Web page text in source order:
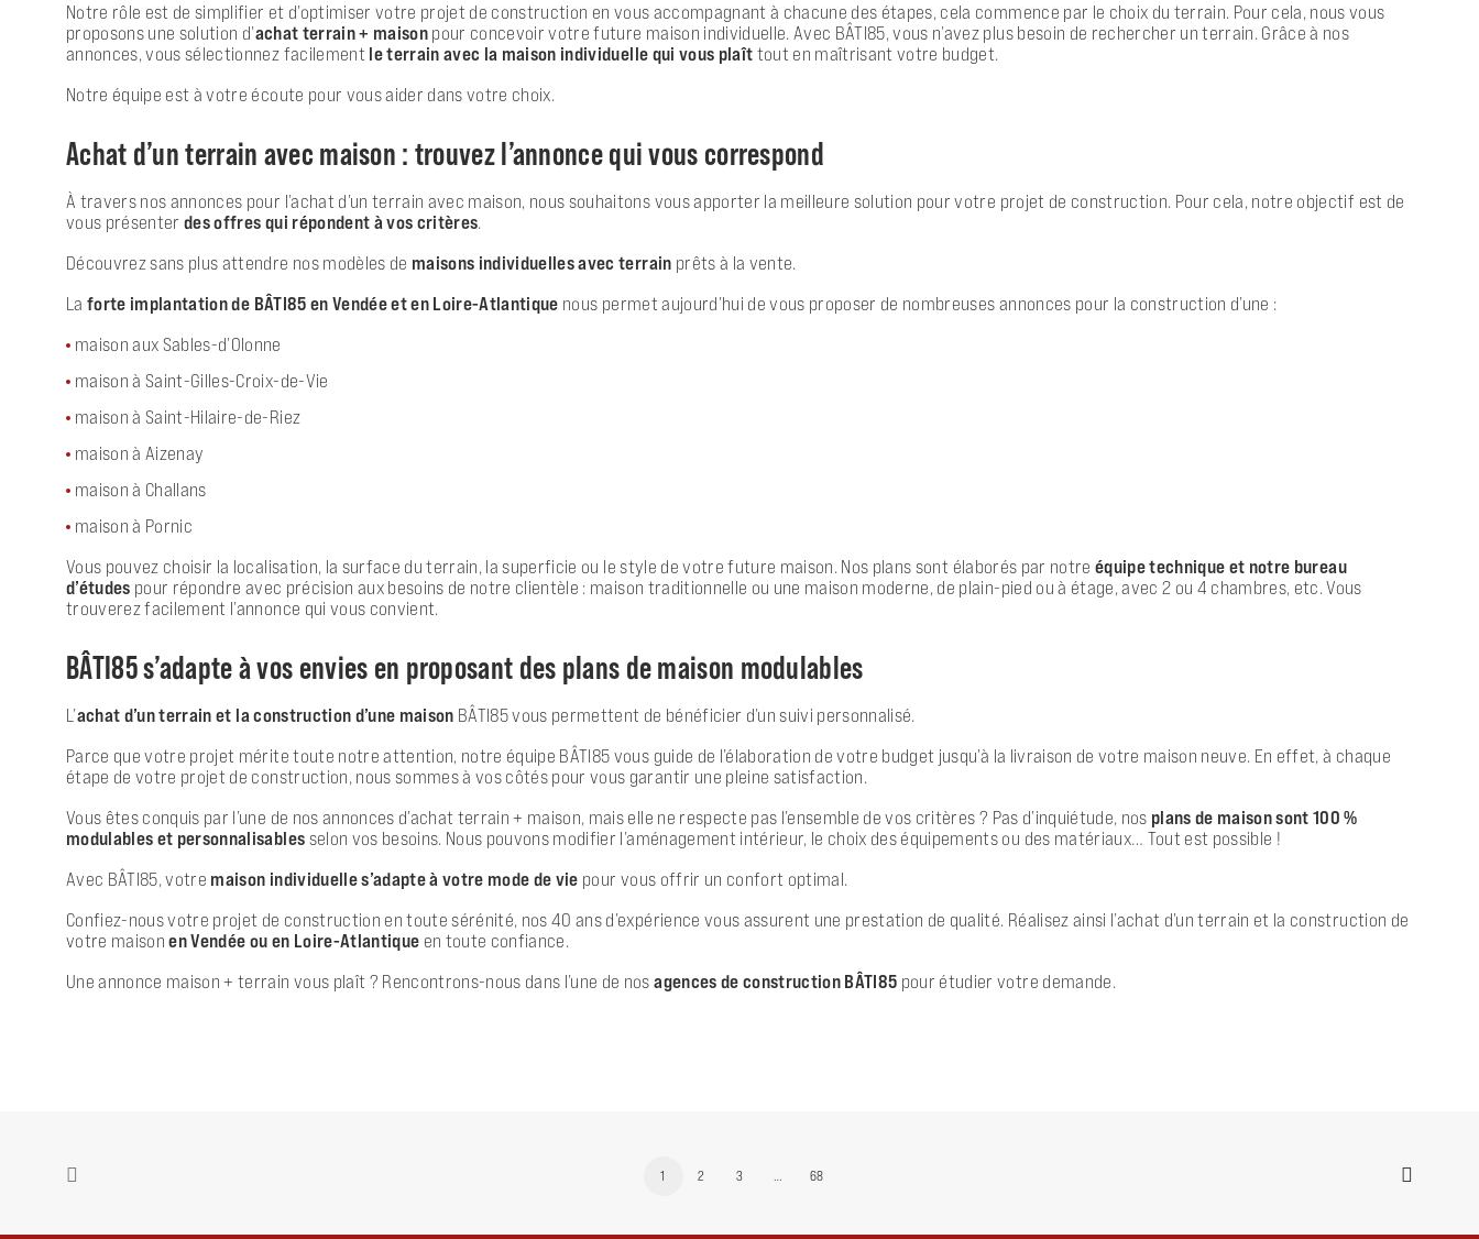
Notre rôle est de simplifier et d’optimiser votre projet de construction en vous accompagnant à chacune des étapes, cela commence par le choix du terrain. Pour cela, nous vous
proposons une solution d’achat terrain + maisonpour concevoir votre future maison individuelle. Avec BÂTI85, vous n’avez plus besoin de rechercher un terrain. Grâce à nos
annonces, vous sélectionnez facilement le terrain avec la maison individuelle qui vous plaît tout en maîtrisant votre budget.
Notre équipe est à votre écoute pour vous aider dans votre choix.
Achat d’un terrain avec maison : trouvez l’annonce qui vous correspond
À travers nos annonces pour l’achat d’un terrain avec maison, nous souhaitons vous apporter la meilleure solution pour votre projet de construction. Pour cela, notre objectif est de
vous présenterdes offres qui répondent à vos critères.
Découvrez sans plus attendre nos modèles de maisons individuelles avec terrain prêts à la vente.
La forte implantation de BÂTI85 en Vendée et en Loire-Atlantique nous permet aujourd’hui de vous proposer de nombreuses annonces pour la construction d’une :
maison aux Sables-d’Olonne
maison à Saint-Gilles-Croix-de-Vie
maison à Saint-Hilaire-de-Riez
maison à Aizenay
maison à Challans
maison à Pornic
Vous pouvez choisir la localisation, la surface du terrain, la superficie ou le style de votre future maison. Nos plans sont élaborés par notre équipe technique et notre bureau
d’études pour répondre avec précision aux besoins de notre clientèle : maison traditionnelle ou une maison moderne, de plain-pied ou à étage, avec 2 ou 4 chambres, etc. Vous
trouverez facilement l’annonce qui vous convient.
BÂTI85 s’adapte à vos envies en proposant des plans de maison modulables
L’achat d’un terrain et la construction d’une maison BÂTI85 vous permettent de bénéficier d’un suivi personnalisé.
Parce que votre projet mérite toute notre attention, notre équipe BÂTI85 vous guide de l’élaboration de votre budget jusqu’à la livraison de votre maison neuve. En effet, à chaque
étape de votre projet de construction, nous sommes à vos côtés pour vous garantir une pleine satisfaction.
Vous êtes conquis par l’une de nos annonces d’achat terrain + maison, mais elle ne respecte pas l’ensemble de vos critères ? Pas d’inquiétude, nos plans de maison sont 100 %
modulables et personnalisables selon vos besoins. Nous pouvons modifier l’aménagement intérieur, le choix des équipements ou des matériaux… Tout est possible !
Avec BÂTI85, votre maison individuelle s’adapte à votre mode de vie pour vous offrir un confort optimal.
Confiez-nous votre projet de construction en toute sérénité, nos 40 ans d’expérience vous assurent une prestation de qualité. Réalisez ainsi l’achat d’un terrain et la construction de
votre maisonen Vendée ou en Loire-Atlantique en toute confiance.
Une annonce maison + terrain vous plaît ? Rencontrons-nous dans l’une de nosagences de construction BÂTI85 pour étudier votre demande.
1 2 3 … 68